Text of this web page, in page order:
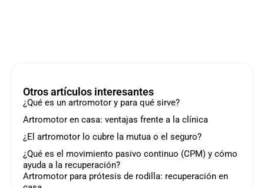
Otros artículos interesantes
¿Qué es un artromotor y para qué sirve?
Artromotor en casa: ventajas frente a la clínica
¿El artromotor lo cubre la mutua o el seguro?
¿Qué es el movimiento pasivo continuo (CPM) y cómo
ayuda a la recuperación?
Artromotor para prótesis de rodilla: recuperación en